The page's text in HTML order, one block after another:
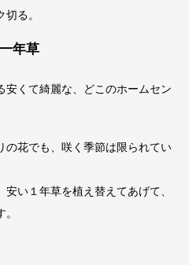
る。
年草
安くて綺麗な、どこのホームセン
の花でも、咲く季節は限られてい
い１年草を植え替えてあげて、